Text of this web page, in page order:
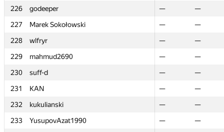
226
godeeper —
—
227
Marek Sokołowski —
—
228
wlfryr —
—
229
mahmud2690 —
—
230
suff-d —
—
231
KAN —
—
232
kukulianski —
—
233
YusupovAzat1990 —
—
226
godeeper —
—
227
Marek Sokołowski —
—
228
wlfryr —
—
229
mahmud2690 —
—
230
suff-d —
—
231
KAN —
—
232
kukulianski —
—
233
YusupovAzat1990 —
—